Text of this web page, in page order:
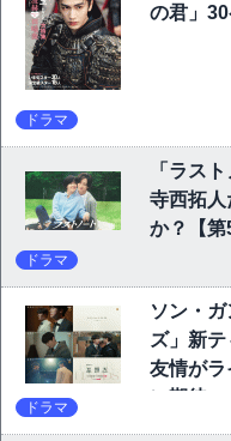
の君」
ドラマ
「ラス
寺西拓人
か？【第
ドラマ
ソン・
ズ」新
友情が
に期待
ドラマ